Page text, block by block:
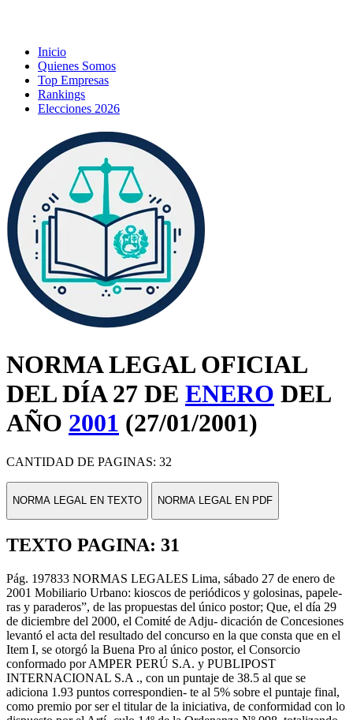
Inicio
Quienes Somos
Top Empresas
Rankings
Elecciones 2026
NORMA LEGAL OFICIAL
DEL DÍA 27 DE ENERO DEL
AÑO 2001 (27/01/2001)
CANTIDAD DE PAGINAS: 32
NORMA LEGAL EN TEXTO NORMA LEGAL EN PDF
TEXTO PAGINA: 31
Pág. 197833 NORMAS LEGALES Lima, sábado 27 de enero de
2001 Mobiliario Urbano: kioscos de periódicos y golosinas, papele-
ras y paraderos”, de las propuestas del único postor; Que, el día 29
de diciembre del 2000, el Comité de Adju- dicación de Concesiones
levantó el acta del resultado del concurso en la que consta que en el
Item I, se otorgó la Buena Pro al único postor, el Consorcio
conformado por AMPER PERÚ S.A. y PUBLIPOST
INTERNACIONAL S.A ., con un puntaje de 38.5 al que se
adiciona 1.93 puntos correspondien- te al 5% sobre el puntaje final,
como premio por ser el titular de la iniciativa, de conformidad con lo